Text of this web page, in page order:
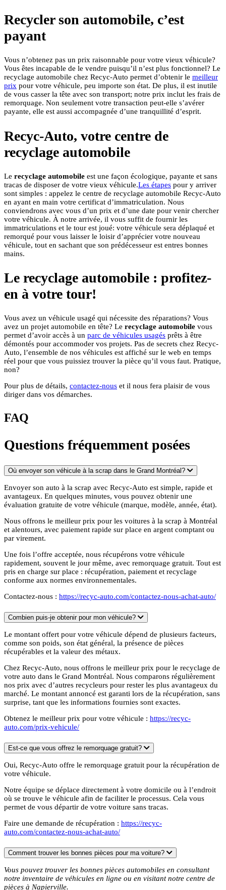
Recycler son automobile, c’est
payant
Vous n’obtenez pas un prix raisonnable pour votre vieux véhicule?
Vous êtes incapable de le vendre puisqu’il n’est plus fonctionnel? Le
recyclage automobile chez Recyc-Auto permet d’obtenir le meilleur
prix pour votre véhicule, peu importe son état. De plus, il est inutile
de vous casser la tête avec son transport; notre prix inclut les frais de
remorquage. Non seulement votre transaction peut-elle s’avérer
payante, elle est aussi accompagnée d’une tranquillité d’esprit.
Recyc-Auto, votre centre de
recyclage automobile
Le recyclage automobile est une façon écologique, payante et sans
tracas de disposer de votre vieux véhicule.Les étapes pour y arriver
sont simples : appelez le centre de recyclage automobile Recyc-Auto
en ayant en main votre certificat d’immatriculation. Nous
conviendrons avec vous d’un prix et d’une date pour venir chercher
votre véhicule. À notre arrivée, il vous suffit de fournir les
immatriculations et le tour est joué: votre véhicule sera déplaqué et
remorqué pour vous laisser le loisir d’apprécier votre nouveau
véhicule, tout en sachant que son prédécesseur est entres bonnes
mains.
Le recyclage automobile : profitez-
en à votre tour!
Vous avez un véhicule usagé qui nécessite des réparations? Vous
avez un projet automobile en tête? Le recyclage automobile vous
permet d’avoir accès à un parc de véhicules usagés prêts à être
démontés pour accommoder vos projets. Pas de secrets chez Recyc-
Auto, l’ensemble de nos véhicules est affiché sur le web en temps
réel pour que vous puissiez trouver la pièce qu’il vous faut. Pratique,
non?
Pour plus de détails, contactez-nous et il nous fera plaisir de vous
diriger dans vos démarches.
FAQ
Questions fréquemment posées
Où envoyer son véhicule à la scrap dans le Grand Montréal?
Envoyer son auto à la scrap avec Recyc-Auto est simple, rapide et
avantageux. En quelques minutes, vous pouvez obtenir une
évaluation gratuite de votre véhicule (marque, modèle, année, état).
Nous offrons le meilleur prix pour les voitures à la scrap à Montréal
et alentours, avec paiement rapide sur place en argent comptant ou
par virement.
Une fois l’offre acceptée, nous récupérons votre véhicule
rapidement, souvent le jour même, avec remorquage gratuit. Tout est
pris en charge sur place : récupération, paiement et recyclage
conforme aux normes environnementales.
Contactez-nous : https://recyc-auto.com/contactez-nous-achat-auto/
Combien puis-je obtenir pour mon véhicule?
Le montant offert pour votre véhicule dépend de plusieurs facteurs,
comme son poids, son état général, la présence de pièces
récupérables et la valeur des métaux.
Chez Recyc-Auto, nous offrons le meilleur prix pour le recyclage de
votre auto dans le Grand Montréal. Nous comparons régulièrement
nos prix avec d’autres recycleurs pour rester les plus avantageux du
marché. Le montant annoncé est garanti lors de la récupération, sans
surprise, tant que les informations fournies sont exactes.
Obtenez le meilleur prix pour votre véhicule : https://recyc-
auto.com/prix-vehicule/
Est-ce que vous offrez le remorquage gratuit?
Oui, Recyc-Auto offre le remorquage gratuit pour la récupération de
votre véhicule.
Notre équipe se déplace directement à votre domicile ou à l’endroit
où se trouve le véhicule afin de faciliter le processus. Cela vous
permet de vous départir de votre voiture sans tracas.
Faire une demande de récupération : https://recyc-
auto.com/contactez-nous-achat-auto/
Comment trouver les bonnes pièces pour ma voiture?
Vous pouvez trouver les bonnes pièces automobiles en consultant
notre inventaire de véhicules en ligne ou en visitant notre centre de
pièces à Napierville.